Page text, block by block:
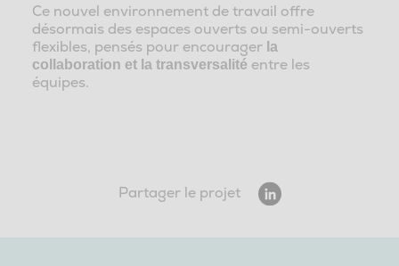
Ce nouvel environnement de travail offre
désormais des espaces ouverts ou semi-ouverts
flexibles, pensés pour encourager la
collaboration et la transversalité entre les
équipes.
Partager le projet